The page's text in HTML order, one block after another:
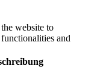
website to
and